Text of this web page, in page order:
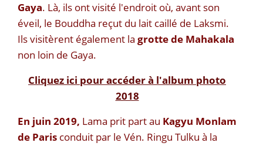
Gaya. Là, ils ont visité l'endroit où, avant son
éveil, le Bouddha reçut du lait caillé de Laksmi.
Ils visitèrent également la grotte de Mahakala
non loin de Gaya.
Cliquez ici pour accéder à l'album photo
2018
En juin 2019, Lama prit part au Kagyu Monlam
de Paris conduit par le Vén. Ringu Tulku à la